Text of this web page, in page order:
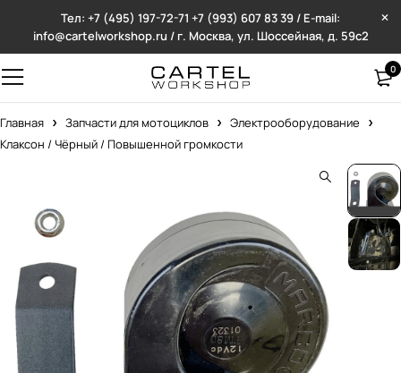
Тел: +7 (495) 197-72-71 +7 (993) 607 83 39 / E-mail:
info@cartelworkshop.ru / г. Москва, ул. Шоссейная, д. 59с2
0
Главная Запчасти для мотоциклов
Электрооборудование
Клаксон / Чёрный / Повышенной громкости